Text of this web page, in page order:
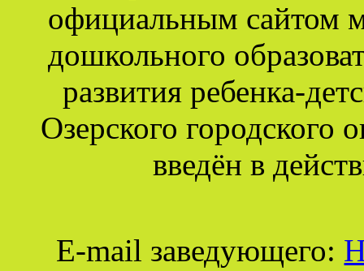
официальным сайтом
дошкольного
развития ребенка-
Озерского городского
введён в
E-mail заведующего: